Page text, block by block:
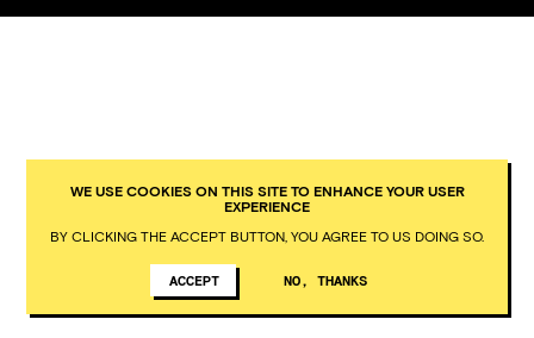
WE USE COOKIES ON THIS SITE TO ENHANCE YOUR USER
EXPERIENCE
BY CLICKING THE ACCEPT BUTTON, YOU AGREE TO US DOING SO.
ACCEPT NO, THANKS